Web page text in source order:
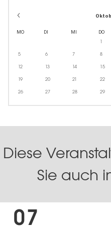
MO DI MI DO
1
5 6 7 8
12 13 14 15
19 20 21 22
26 27 28 29
Diese
Sie auch
07